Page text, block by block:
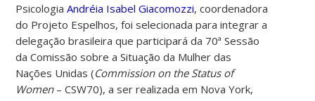
PsicologiaAndréia Isabel Giacomozzi, coordenadora
do Projeto Espelhos, foi selecionada para integrar a
delegação brasileira que participará da 70ª Sessão
da Comissão sobre a Situação da Mulher das
Nações Unidas (Commission on the Status of
Women– CSW70), a ser realizada em Nova York,